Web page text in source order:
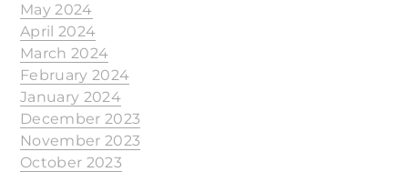
May 2024
April 2024
March 2024
February 2024
January 2024
December 2023
November 2023
October 2023